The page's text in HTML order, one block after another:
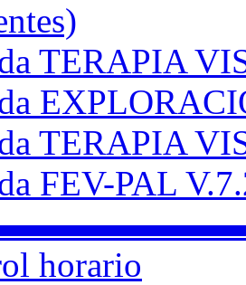
TERAPIA
TERAPIA
FEV-PAL
horario